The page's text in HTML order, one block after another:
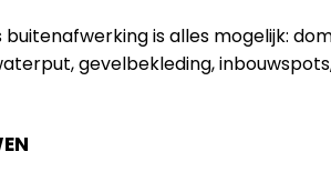
is alles mogelijk:
gevelbekleding,